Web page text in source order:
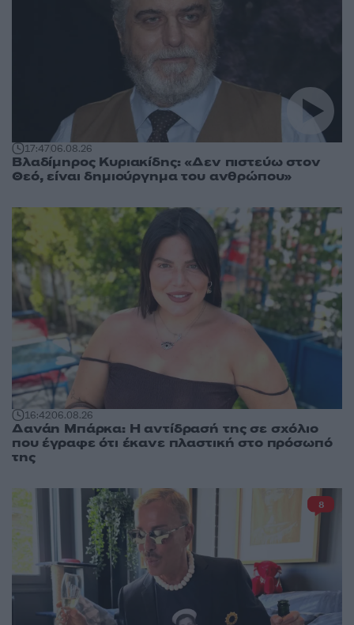
17:4706.08.26
Βλαδίμηρος Κυριακίδης: «Δεν πιστεύω στον
Θεό, είναι δημιούργημα του ανθρώπου»
16:4206.08.26
Δανάη Μπάρκα: Η αντίδρασή της σε σχόλιο
που έγραφε ότι έκανε πλαστική στο πρόσωπό
της
8